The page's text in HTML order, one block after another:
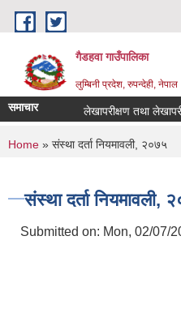
Skip to main content
गैडहवा गाउँपालिका
लुम्बिनी प्रदेश, रुपन्देही, नेपाल
समाचार लेखापरीक्षण तथा
You are here
Home » संस्था दर्ता नियमावली, २०७५
संस्था दर्ता नियमावली,
Submitted on: Mon, 02/07/